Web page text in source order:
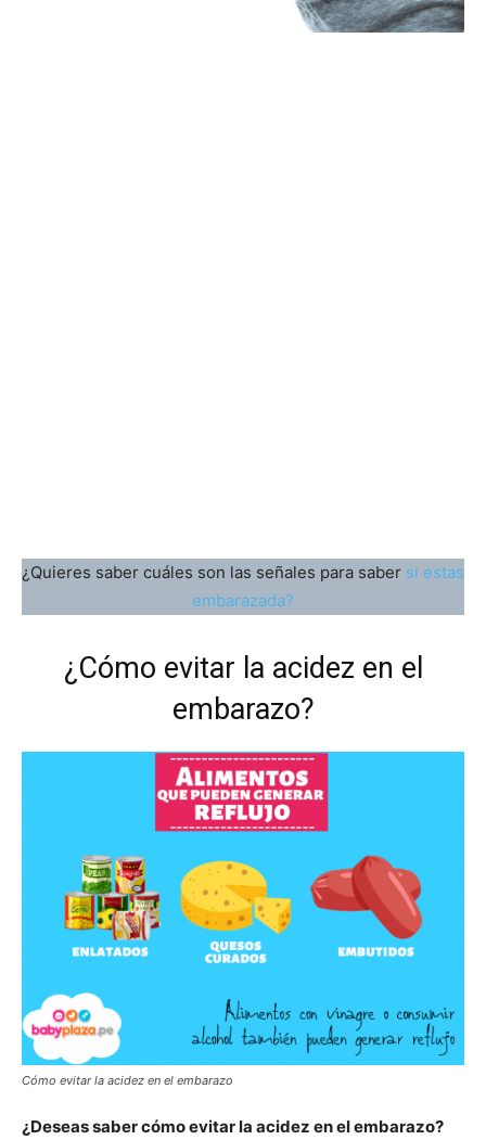
¿Quieres saber cuáles son las señales para saber si estas
embarazada?
¿Cómo evitar la acidez en el
embarazo?
Cómo evitar la acidez en el embarazo
¿Deseas saber cómo evitar la acidez en el embarazo?